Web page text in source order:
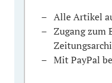
Alle Artikel
Zugang zum
Mit PayPal